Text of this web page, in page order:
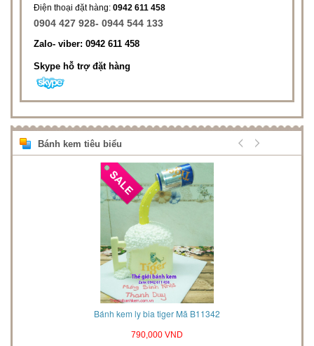
Điện thoại đặt hàng: 0942 611 458
0904 427 928- 0944 544 133
Zalo- viber: 0942 611 458
Skype hỗ trợ đặt hàng
Bánh kem tiêu biểu
Bánh kem ly bia tiger Mã B11342
790,000 VND